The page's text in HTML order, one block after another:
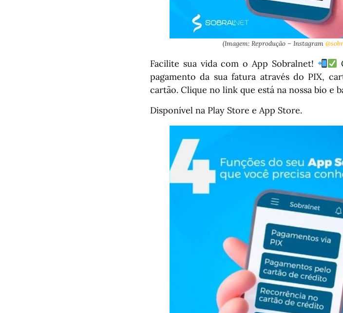
(Imagem: Reprodução – Instagram
Facilite sua vida com o App Sobralnet!
pagamento da sua fatura através do PIX,
cartão. Clique no link que está na nossa bio e
Disponível na Play Store e App Store.